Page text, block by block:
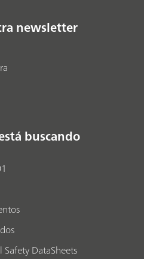
newsletter
buscando
DataSheets